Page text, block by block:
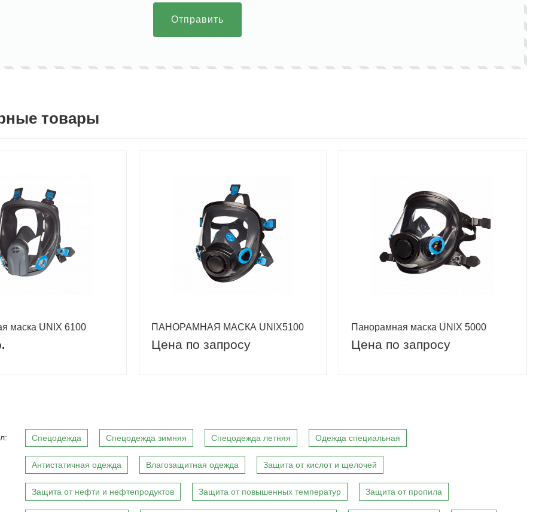
Отправить
товары
маска UNIX 6100 ПАНОРАМНАЯ МАСКА UNIX5100
Цена по запросу
Панорамная маска UNIX 5000
Цена по запросу
Спецодежда Спецодежда зимняя Спецодежда летняя Одежда специальная
Антистатичная одежда Влагозащитная одежда Защита от кислот и щелочей
Защита от нефти и нефтепродуктов Защита от повышенных температур Защита от пропила